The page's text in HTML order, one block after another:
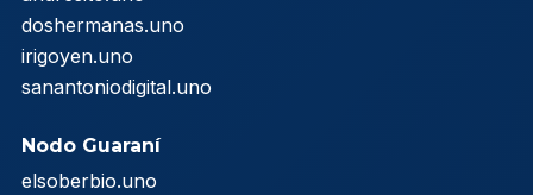
doshermanas.uno
irigoyen.uno
sanantoniodigital.uno
Nodo Guaraní
elsoberbio.uno